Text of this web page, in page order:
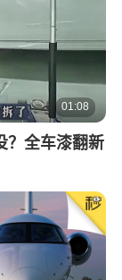
01:08
？全车漆翻新